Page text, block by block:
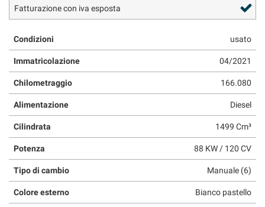
Fatturazione con iva esposta
Condizioni usato
Immatricolazione 04/2021
Chilometraggio 166.080
Alimentazione Diesel
Cilindrata 1499 Cm³
Potenza 88 KW / 120 CV
Tipo di cambio Manuale (6)
Colore esterno Bianco pastello
questi
di
si
rimanda
alla
cookie
policy.
Puoi
rivedere
modificare
le
tue
scelte